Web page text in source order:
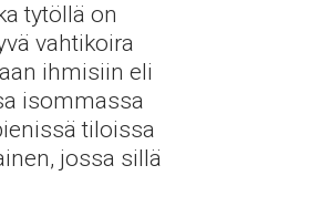
tytöllä on
vahtikoira
ihmisiin eli
isommassa
tiloissa
jossa sillä